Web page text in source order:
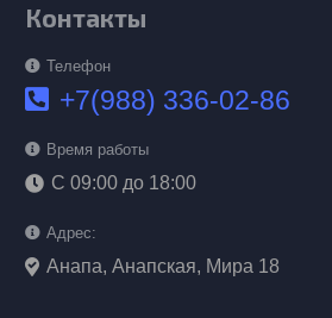
Контакты
Телефон
+7(988) 336-02-86
Время работы
С 09:00 до 18:00
Адрес:
Анапа, Анапская, Мира 18